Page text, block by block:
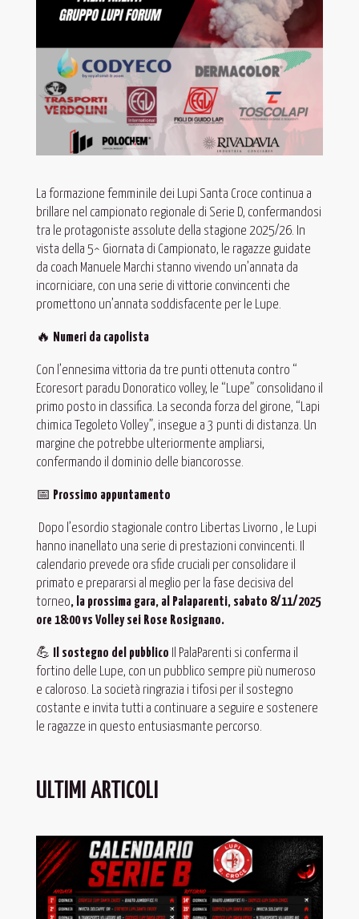
La formazione femminile dei Lupi Santa Croce continua a
brillare nel campionato regionale di Serie D, confermandosi
tra le protagoniste assolute della stagione 2025/26. In
vista della 5^ Giornata di Campionato, le ragazze guidate
da coach Manuele Marchi stanno vivendo un’annata da
incorniciare, con una serie di vittorie convincenti che
promettono un’annata soddisfacente per le Lupe.
🔥 Numeri da capolista
Con l’ennesima vittoria da tre punti ottenuta contro “
Ecoresort paradu Donoratico volley, le “Lupe” consolidano il
primo posto in classifica. La seconda forza del girone, “Lapi
chimica Tegoleto Volley”, insegue a 3 punti di distanza. Un
margine che potrebbe ulteriormente ampliarsi,
confermando il dominio delle biancorosse.
📅 Prossimo appuntamento
Dopo l’esordio stagionale contro Libertas Livorno , le Lupi
hanno inanellato una serie di prestazioni convincenti. Il
calendario prevede ora sfide cruciali per consolidare il
primato e prepararsi al meglio per la fase decisiva del
torneo, la prossima gara, al Palaparenti, sabato 8/11/2025
ore 18:00 vs Volley sei Rose Rosignano.
💪 Il sostegno del pubblico Il PalaParenti si conferma il
fortino delle Lupe, con un pubblico sempre più numeroso
e caloroso. La società ringrazia i tifosi per il sostegno
costante e invita tutti a continuare a seguire e sostenere
le ragazze in questo entusiasmante percorso.
ULTIMI ARTICOLI